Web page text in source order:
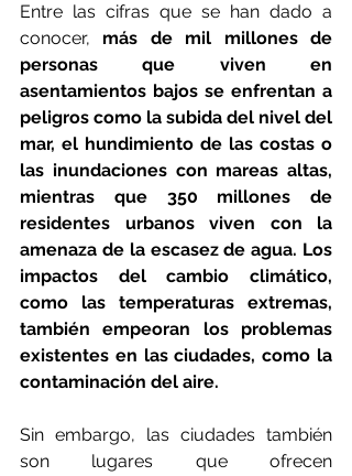
Entre las cifras que se han dado a
conocer, más de mil millones de
personas que viven en
asentamientos bajos se enfrentan a
peligros como la subida del nivel del
mar, el hundimiento de las costas o
las inundaciones con mareas altas,
mientras que 350 millones de
residentes urbanos viven con la
amenaza de la escasez de agua. Los
impactos del cambio climático,
como las temperaturas extremas,
también empeoran los problemas
existentes en las ciudades, como la
contaminación del aire.
Sin embargo, las ciudades también
son lugares que ofrecen